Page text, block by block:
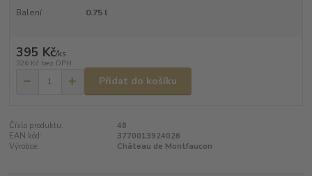
Balení
0.75 l
395 Kč/ks
326 Kč bez DPH
Přidat do košíku
Číslo produktu:
48
EAN kód:
3770013924026
Výrobce:
Château de Montfaucon